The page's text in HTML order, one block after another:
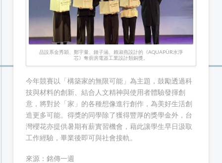
品設系金秀穎、鄭宇量、鍾子涵、賴淑燕設計的《AQUAPÜR水淨
芯》奪廚房電器工業設計類銅獎。
今年競賽以「構築家的無限可能」為主題，鼓勵透過科
技與材料的創新、結合人文精神與使用者體驗發揮創
意，將對於「家」的各種想像進行創作，為美好生活創
造更多可能。得獎的同學除了獲得豐厚的獎學金外，台
灣櫻花亦提供暑期有薪實習機會，藉此讓學生早日汲取
工作經驗，畢業後即可與社會接軌。
來源：銘傳一週